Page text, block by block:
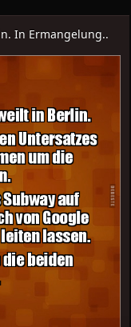
In Ermangelung..